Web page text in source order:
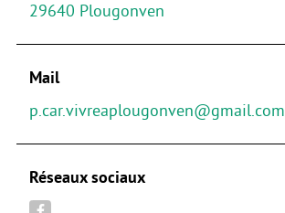
29640 Plougonven
Mail
p.car.vivreaplougonven@gmail.com
Réseaux sociaux